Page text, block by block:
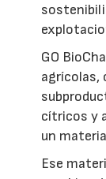
GO
agrícolas,
cítricos y
un
Ese